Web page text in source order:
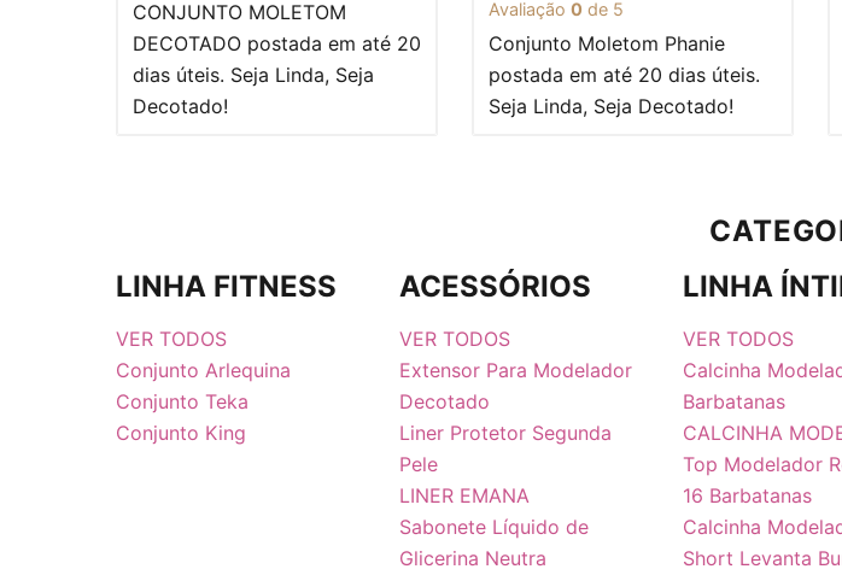
CONJUNTO MOLETOM
DECOTADO postada em até 20
dias úteis. Seja Linda, Seja
Decotado!
Avaliação 0 de 5
Conjunto Moletom Phanie
postada em até 20 dias úteis.
Seja Linda, Seja Decotado!
LINHA FITNESS
VER TODOS
Conjunto Arlequina
Conjunto Teka
Conjunto King
ACESSÓRIOS
VER TODOS
Extensor Para Modelador
Decotado
Liner Protetor Segunda
Pele
LINER EMANA
Sabonete Líquido de
Glicerina Neutra
LINHA
VER TODOS
Calcinha
Barbatanas
CALCINHA
Top Modelador
16 Barbatanas
Calcinha
Short Levanta